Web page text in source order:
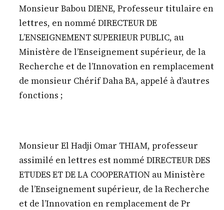
Monsieur Babou DIENE, Professeur titulaire en
lettres, en nommé DIRECTEUR DE
L’ENSEIGNEMENT SUPERIEUR PUBLIC, au
Ministère de l’Enseignement supérieur, de la
Recherche et de l’Innovation en remplacement
de monsieur Chérif Daha BA, appelé à d’autres
fonctions ;
Monsieur El Hadji Omar THIAM, professeur
assimilé en lettres est nommé DIRECTEUR DES
ETUDES ET DE LA COOPERATION au Ministère
de l’Enseignement supérieur, de la Recherche
et de l’Innovation en remplacement de Pr